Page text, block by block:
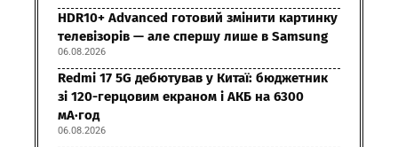
HDR10+ Advanced готовий змінити картинку
телевізорів — але спершу лише в Samsung
06.08.2026
Redmi 17 5G дебютував у Китаї: бюджетник
зі 120-герцовим екраном і АКБ на 6300
мА·год
06.08.2026